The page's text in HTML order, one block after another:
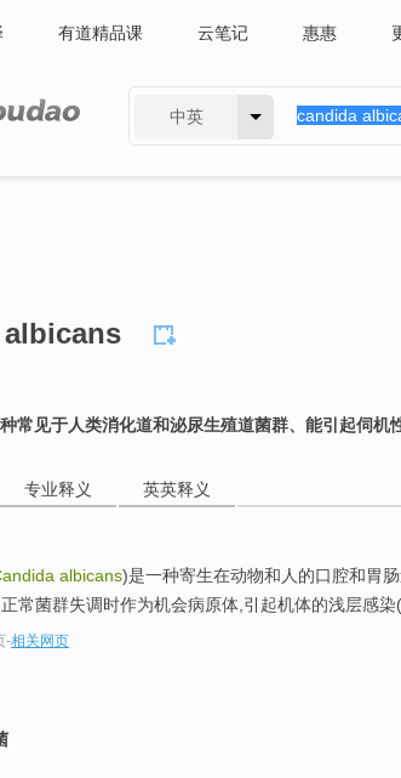
有道精品课 云笔记 惠惠
中英
常见于人类消化道和泌尿生殖道菌群、能引起伺机
专业释义 英英释义
albicans)是一种寄生在动物和人的口腔和胃
常菌群失调时作为机会病原体,引起机体的浅层感染(
-相关网页